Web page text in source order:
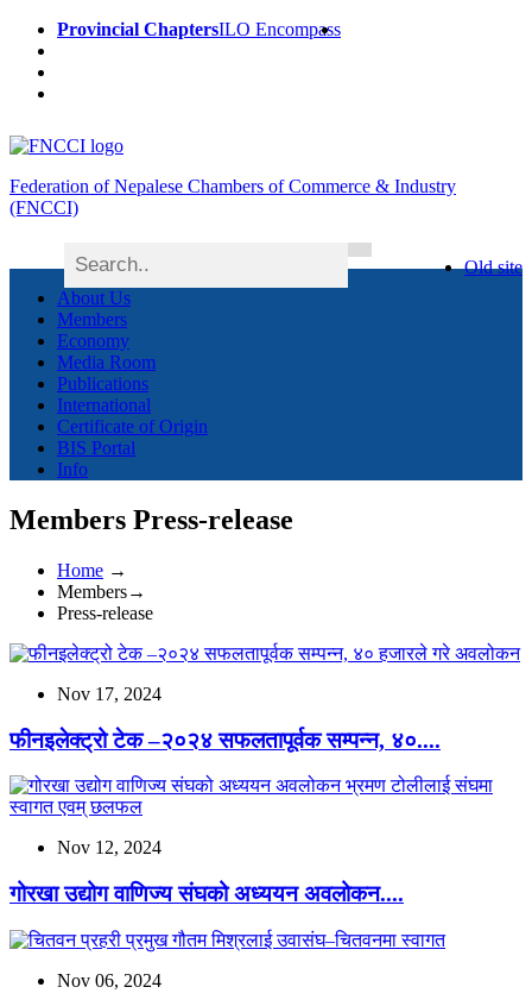
Provincial ChaptersILO Encompass
Federation of Nepalese Chambers of Commerce & Industry
(FNCCI)
Old site
About Us
Members
Economy
Media Room
Publications
International
Certificate of Origin
BIS Portal
Info
Members Press-release
Home →
Members→
Press-release
Nov 17, 2024
फीनइलेक्ट्रो टेक –२०२४ सफलतापूर्वक सम्पन्न, ४०....
Nov 12, 2024
गोरखा उद्योग वाणिज्य संघको अध्ययन अवलोकन....
Nov 06, 2024